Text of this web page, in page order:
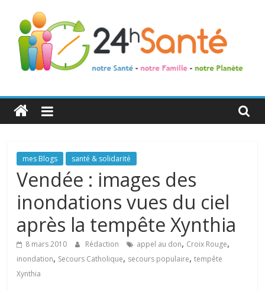
24h
Santé
La
santé
toute
famille
mes Blogs santé & solidarité
Vendée : images des
inondations vues du ciel
après la tempête Xynthia
8 mars 2010 Rédaction appel au don, Croix Rouge,
inondation, Secours Catholique, secours populaire,tempête
Xynthia